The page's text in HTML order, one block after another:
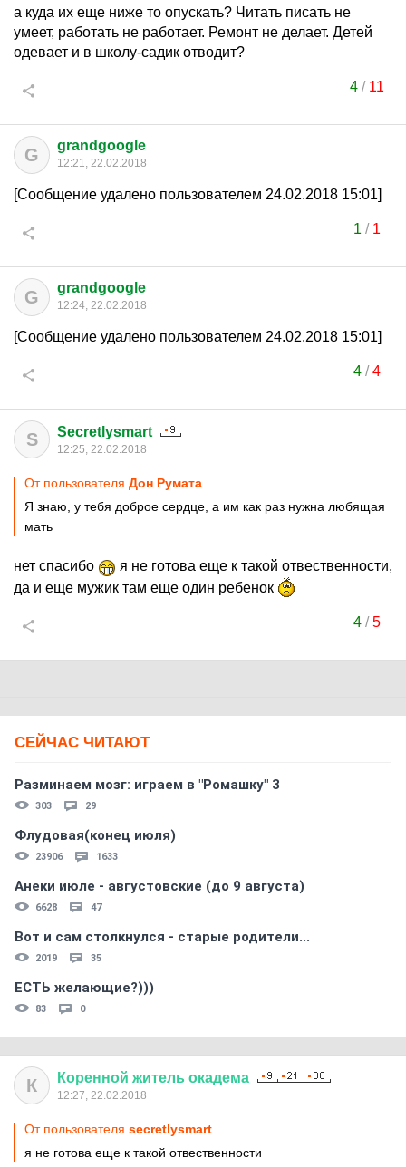
а куда их еще ниже то опускать? Читать писать не
умеет, работать не работает. Ремонт не делает. Детей
одевает и в школу-садик отводит?
4/ 11
G grandgoogle
12:21, 22.02.2018
[Сообщение удалено пользователем 24.02.2018 15:01]
1 / 1
G grandgoogle
12:24, 22.02.2018
[Сообщение удалено пользователем 24.02.2018 15:01]
4/4
S Secretlysmart
12:25, 22.02.2018
От пользователя Дон Руматa
Я знаю, у тебя доброе сердце, а им как раз нужна любящая
мать
нет спасибо
я не готова еще к такой отвественности,
да и еще мужик там еще один ребенок
4/5
СЕЙЧАС ЧИТАЮТ
Разминаем мозг: играем в "Ромашку" 3
303 29
Флудовая(конец июля)
23906 1633
Анеки июле - августовские (до 9 августа)
6628 47
Вот и сам столкнулся - старые родители...
2019 35
ЕСТЬ желающие?)))
83 0
К Коренной житель окадема
12:27, 22.02.2018
От пользователя secretlysmart
я не готова еще к такой отвественности